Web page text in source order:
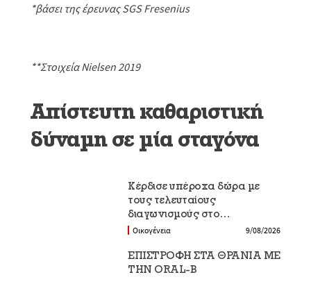
*βάσει της έρευνας SGS Fresenius
**Στοιχεία Nielsen 2019
Απίστευτη καθαριστική
δύναμη σε μία σταγόνα
Κέρδισε υπέροχα δώρα με
τους τελευταίους
διαγωνισμούς στο
Epithimies.gr
Οικογένεια 9/08/2026
EΠΙΣΤΡΟΦΗ ΣΤΑ ΘΡΑΝΙΑ ΜΕ
ΤΗΝ ORAL-B